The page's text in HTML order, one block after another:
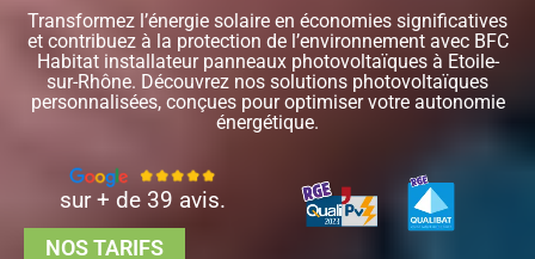
Transformez l’énergie solaire en économies significatives
et contribuez à la protection de l’environnement avec BFC
Habitat installateur panneaux photovoltaïques à Etoile-
sur-Rhône. Découvrez nos solutions photovoltaïques
personnalisées, conçues pour optimiser votre autonomie
énergétique.
sur + de 39 avis.
NOS TARIFS